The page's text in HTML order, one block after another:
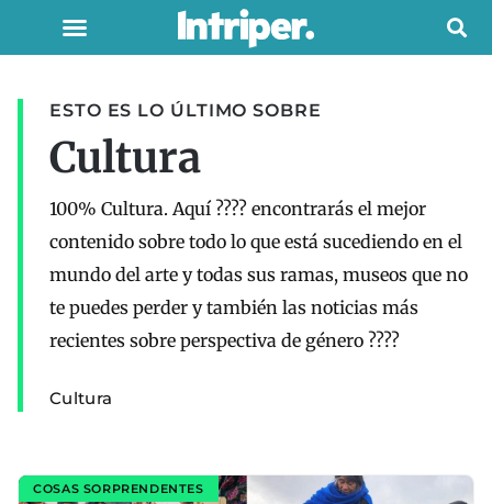
ESTO ES LO ÚLTIMO SOBRE
Cultura
100% Cultura. Aquí ???? encontrarás el mejor
contenido sobre todo lo que está sucediendo en el
mundo del arte y todas sus ramas, museos que no
te puedes perder y también las noticias más
recientes sobre perspectiva de género ????
Cultura
COSAS SORPRENDENTES